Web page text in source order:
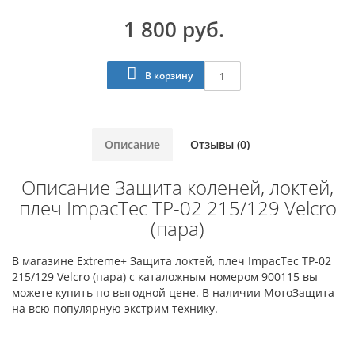
1 800 руб.
В корзину
Описание Отзывы (0)
Описание Защита коленей, локтей,
плеч ImpacTec TP-02 215/129 Velcro
(пара)
В магазине Extreme+ Защита локтей, плеч ImpacTec TP-02
215/129 Velcro (пара) с каталожным номером 900115 вы
можете купить по выгодной цене. В наличии МотоЗащита
на всю популярную экстрим технику.